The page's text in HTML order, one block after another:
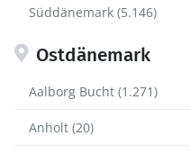
Süddänemark (5.146)
Ostdänemark
Aalborg Bucht (1.271)
Anholt (20)